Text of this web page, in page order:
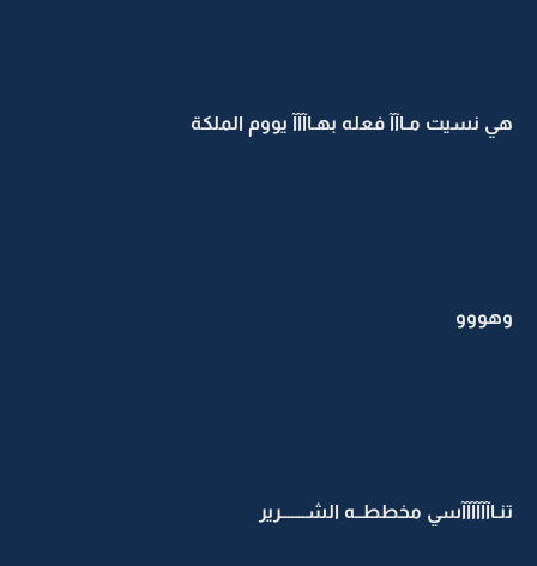
هي نسيت مـاآآ فعله بهـاآآآ يووم الملكة
وهووو
تنـاآآآآآآسي مخططــه الشـــــــرير